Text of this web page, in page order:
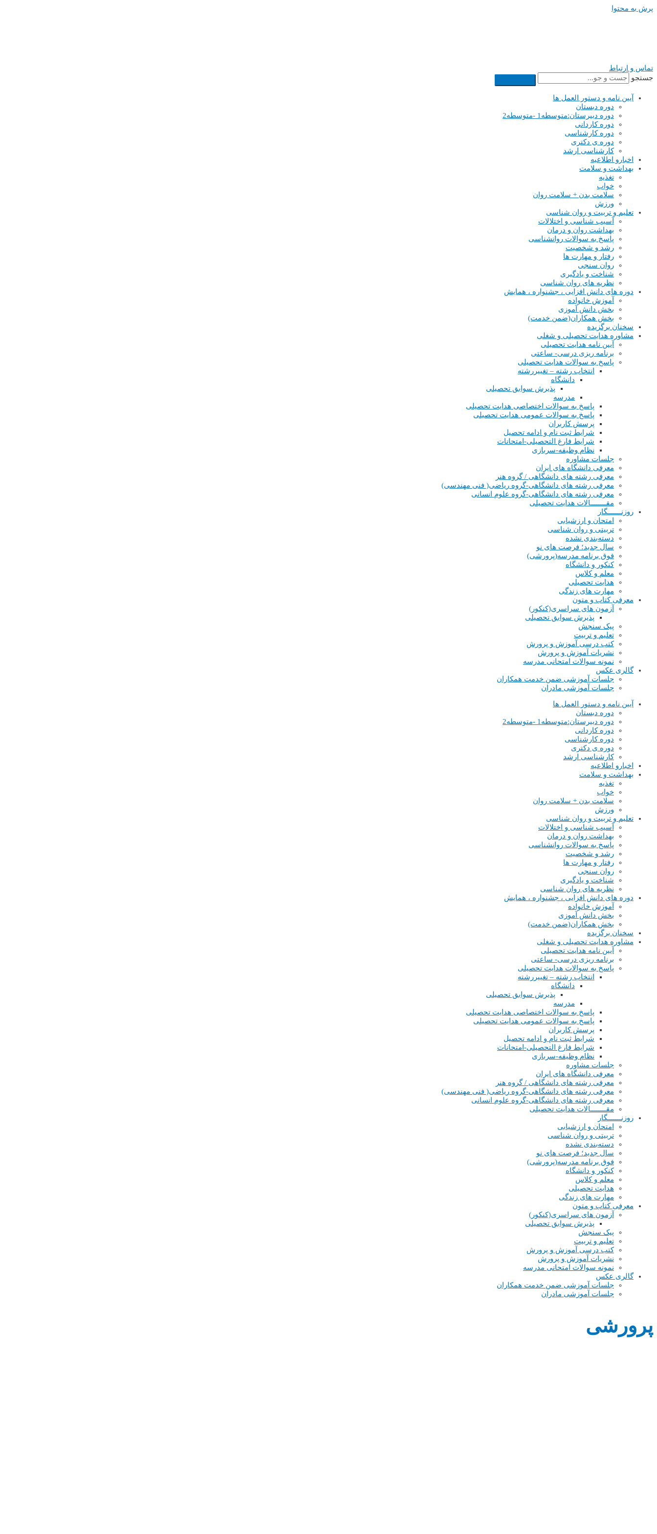
پرش به محتوا
تماس و ارتباط
جستجو
آیین نامه و دستور العمل ها
دوره دبستان
دوره دبیرستان:متوسطه1 -متوسطه2
دوره کاردانی
دوره کارشناسی
دوره ی دکتری
کارشناسی ارشد
اخبارو اطلاعیه
بهداشت و سلامت
تغذیه
خواب
سلامت بدن + سلامت روان
ورزش
تعلیم و تربیت و روان شناسی
آسیب شناسی و اختلالات
بهداشت روان و درمان
پاسخ به سوالات روانشناسی
رشد و شخصیت
رفتار و مهارت ها
روان سنجی
شناخت و یادگیری
نظریه های روان شناسی
دوره های دانش افزایی ، جشنواره ، همایش
آموزش خانواده
بخش دانش آموزی
بخش همکاران(ضمن خدمت)
سخنان برگزیده
مشاوره هدایت تحصیلی و شغلی
آیین نامه هدایت تحصیلی
برنامه ریزی درسی- ساعتی
پاسخ به سوالات هدایت تحصیلی
انتخاب رشته – تغییررشته
دانشگاه
پذیرش سوابق تحصیلی
مدرسه
پاسخ به سوالات اختصاصی هدایت تحصیلی
پاسخ به سوالات عمومی هدایت تحصیلی
پرسش کاربران
شرایط ثبت نام و ادامه تحصیل
شرایط فارغ التحصیلی-امتحانات
نظام وظیفه-سربازی
جلسات مشاوره
معرفی دانشگاه های ایران
معرفی رشته های دانشگاهی / گروه هنر
معرفی رشته های دانشگاهی-گروه ریاضی( فنی مهندسی)
معرفی رشته های دانشگاهی-گروه علوم انسانی
مقــــــــالات هدایت تحصیلی
روزنـــــــگار
امتحان و ارزشیابی
تربیتی و روان شناسی
دسته‌بندی نشده
سال جدید؛ فرصت های نو
فوق برنامه مدرسه(پرورشی)
کنکور و دانشگاه
معلم و کلاس
هدایت تحصیلی
مهارت های زندگی
معرفی کتاب و متون
آزمون های سراسری(کنکور)
پذیرش سوابق تحصیلی
پیک سنجش
تعلیم و تربیت
کتب درسی آموزش و پرورش
نشریات آموزش و پرورش
نمونه سوالات امتحانی مدرسه
گالری عکس
جلسات آموزشی ضمن خدمت همکاران
جلسات آموزشی مادران
آیین نامه و دستور العمل ها
دوره دبستان
دوره دبیرستان:متوسطه1 -متوسطه2
دوره کاردانی
دوره کارشناسی
دوره ی دکتری
کارشناسی ارشد
اخبارو اطلاعیه
بهداشت و سلامت
تغذیه
خواب
سلامت بدن + سلامت روان
ورزش
تعلیم و تربیت و روان شناسی
آسیب شناسی و اختلالات
بهداشت روان و درمان
پاسخ به سوالات روانشناسی
رشد و شخصیت
رفتار و مهارت ها
روان سنجی
شناخت و یادگیری
نظریه های روان شناسی
دوره های دانش افزایی ، جشنواره ، همایش
آموزش خانواده
بخش دانش آموزی
بخش همکاران(ضمن خدمت)
سخنان برگزیده
مشاوره هدایت تحصیلی و شغلی
آیین نامه هدایت تحصیلی
برنامه ریزی درسی- ساعتی
پاسخ به سوالات هدایت تحصیلی
انتخاب رشته – تغییررشته
دانشگاه
پذیرش سوابق تحصیلی
مدرسه
پاسخ به سوالات اختصاصی هدایت تحصیلی
پاسخ به سوالات عمومی هدایت تحصیلی
پرسش کاربران
شرایط ثبت نام و ادامه تحصیل
شرایط فارغ التحصیلی-امتحانات
نظام وظیفه-سربازی
جلسات مشاوره
معرفی دانشگاه های ایران
معرفی رشته های دانشگاهی / گروه هنر
معرفی رشته های دانشگاهی-گروه ریاضی( فنی مهندسی)
معرفی رشته های دانشگاهی-گروه علوم انسانی
مقــــــــالات هدایت تحصیلی
روزنـــــــگار
امتحان و ارزشیابی
تربیتی و روان شناسی
دسته‌بندی نشده
سال جدید؛ فرصت های نو
فوق برنامه مدرسه(پرورشی)
کنکور و دانشگاه
معلم و کلاس
هدایت تحصیلی
مهارت های زندگی
معرفی کتاب و متون
آزمون های سراسری(کنکور)
پذیرش سوابق تحصیلی
پیک سنجش
تعلیم و تربیت
کتب درسی آموزش و پرورش
نشریات آموزش و پرورش
نمونه سوالات امتحانی مدرسه
گالری عکس
جلسات آموزشی ضمن خدمت همکاران
جلسات آموزشی مادران
پرورشی